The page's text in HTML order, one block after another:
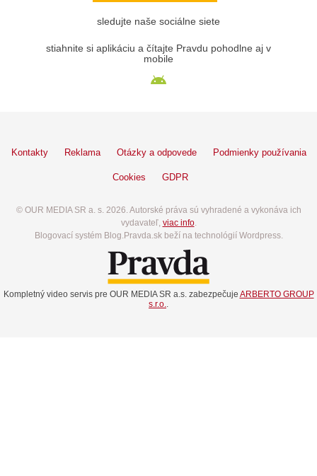
sledujte naše sociálne siete
stiahnite si aplikáciu a čítajte Pravdu pohodlne aj v
mobile
Kontakty Reklama Otázky a odpovede Podmienky používania
Cookies GDPR
© OUR MEDIA SR a. s. 2026. Autorské práva sú vyhradené a vykonáva ich
vydavateľ, viac info.
Blogovací systém Blog.Pravda.sk beží na technológií Wordpress.
Kompletný video servis pre OUR MEDIA SR a.s. zabezpečuje ARBERTO GROUP
s.r.o..